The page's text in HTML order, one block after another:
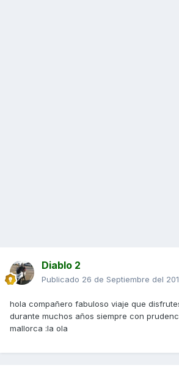
Diablo 2
Publicado 26 de Septiembre del
hola compañero fabuloso viaje que
durante muchos años siempre con
mallorca :la ola